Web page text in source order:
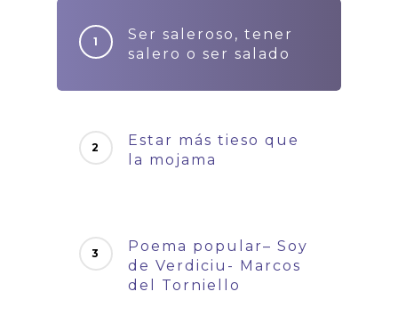
Ser saleroso, tener
salero o ser salado
Estar más tieso que
la mojama
Poema popular– Soy
de Verdiciu- Marcos
del Torniello